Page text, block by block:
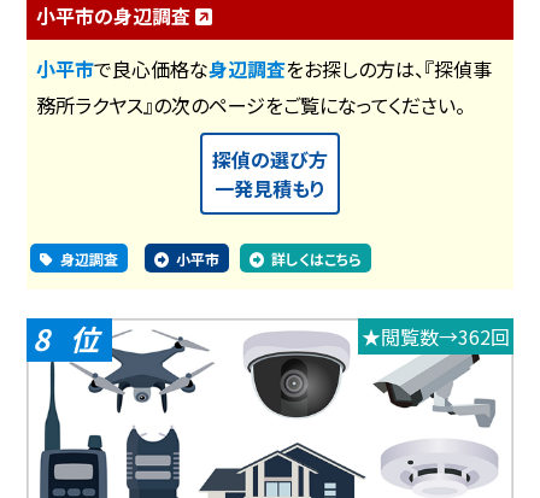
小平市の身辺調査
小平市で良心価格な身辺調査をお探しの方は、『探偵事
務所ラクヤス』の次のページをご覧になってください。
探偵の選び方
一発見積もり
身辺調査 小平市 詳しくはこちら
8 ★閲覧数→362回